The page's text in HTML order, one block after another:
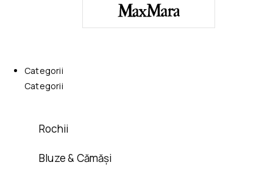
Categorii
Categorii
Rochii
Bluze & Cămăși